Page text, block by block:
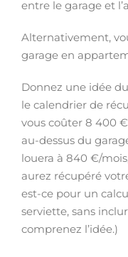
entre le garage et
Alternativement,
garage en
Donnez une idée
le calendrier de
vous coûter 8 400
au-dessus du
louera à 840 €/
aurez récupéré
est-ce pour un
serviette, sans
comprenez l’idée.)